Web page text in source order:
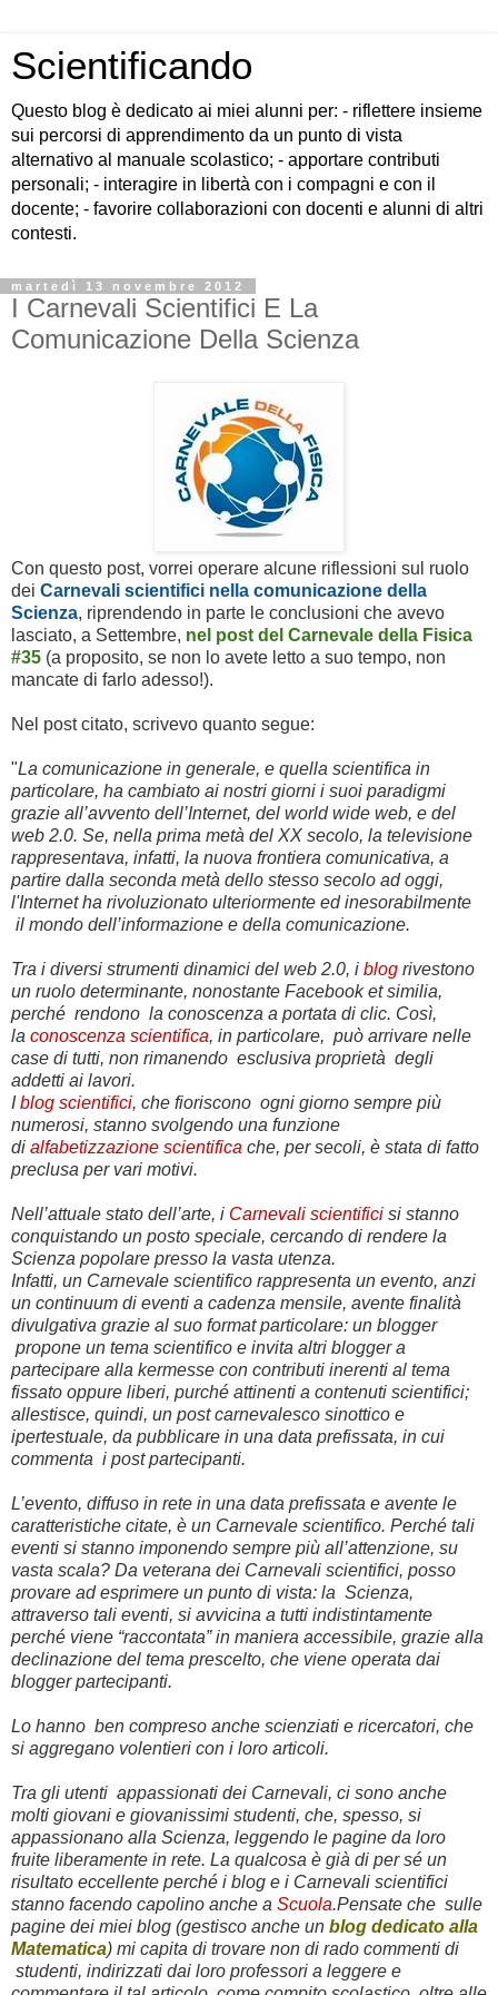
Scientificando
Questo blog è dedicato ai miei alunni per: - riflettere insieme
sui percorsi di apprendimento da un punto di vista
alternativo al manuale scolastico; - apportare contributi
personali; - interagire in libertà con i compagni e con il
docente; - favorire collaborazioni con docenti e alunni di altri
contesti.
martedì 13 novembre 2012
I Carnevali Scientifici E La
Comunicazione Della Scienza
Con questo post, vorrei operare alcune riflessioni sul ruolo
dei Carnevali scientifici nella comunicazione della
Scienza, riprendendo in parte le conclusioni che avevo
lasciato, a Settembre, nel post del Carnevale della Fisica
#35 (a proposito, se non lo avete letto a suo tempo, non
mancate di farlo adesso!).
Nel post citato, scrivevo quanto segue:
"La comunicazione in generale, e quella scientifica in
particolare, ha cambiato ai nostri giorni i suoi paradigmi
grazie all’avvento dell’Internet, del world wide web, e del
web 2.0. Se, nella prima metà del XX secolo, la televisione
rappresentava, infatti, la nuova frontiera comunicativa, a
partire dalla seconda metà dello stesso secolo ad oggi,
l'Internet ha rivoluzionato ulteriormente ed inesorabilmente
il mondo dell’informazione e della comunicazione.
Tra i diversi strumenti dinamici del web 2.0, i blog rivestono
un ruolo determinante, nonostante Facebook et similia,
perché rendono la conoscenza a portata di clic. Così,
la conoscenza scientifica, in particolare, può arrivare nelle
case di tutti, non rimanendo esclusiva proprietà degli
addetti ai lavori.
Iblog scientifici, che fioriscono ogni giorno sempre più
numerosi, stanno svolgendo una funzione
di alfabetizzazione scientifica che, per secoli, è stata di fatto
preclusa per vari motivi.
Nell’attuale stato dell’arte, i Carnevali scientifici si stanno
conquistando un posto speciale, cercando di rendere la
Scienza popolare presso la vasta utenza.
Infatti, un Carnevale scientifico rappresenta un evento, anzi
un continuum di eventi a cadenza mensile, avente finalità
divulgativa grazie al suo format particolare: un blogger
propone un tema scientifico e invita altri blogger a
partecipare alla kermesse con contributi inerenti al tema
fissato oppure liberi, purché attinenti a contenuti scientifici;
allestisce, quindi, un post carnevalesco sinottico e
ipertestuale, da pubblicare in una data prefissata, in cui
commenta i post partecipanti.
L’evento, diffuso in rete in una data prefissata e avente le
caratteristiche citate, è un Carnevale scientifico. Perché tali
eventi si stanno imponendo sempre più all’attenzione, su
vasta scala? Da veterana dei Carnevali scientifici, posso
provare ad esprimere un punto di vista: la Scienza,
attraverso tali eventi, si avvicina a tutti indistintamente
perché viene “raccontata” in maniera accessibile, grazie alla
declinazione del tema prescelto, che viene operata dai
blogger partecipanti.
Lo hanno ben compreso anche scienziati e ricercatori, che
si aggregano volentieri con i loro articoli.
Tra gli utenti appassionati dei Carnevali, ci sono anche
molti giovani e giovanissimi studenti, che, spesso, si
appassionano alla Scienza, leggendo le pagine da loro
fruite liberamente in rete. La qualcosa è già di per sé un
risultato eccellente perché i blog e i Carnevali scientifici
stanno facendo capolino anche a Scuola.Pensate che sulle
pagine dei miei blog (gestisco anche un blog dedicato alla
Matematica) mi capita di trovare non di rado commenti di
studenti, indirizzati dai loro professori a leggere e